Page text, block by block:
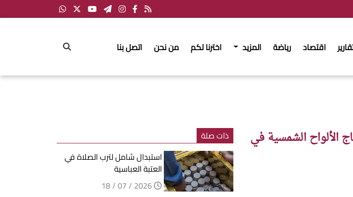
اقتصاد رياضة المزيد اخترنا لكم من نحن اتصل بنا
الألواح الشمسية في
ذات صلة
استبدال شامل لترب الصلاة في
العتبة العباسية